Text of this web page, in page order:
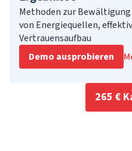
Methoden zur
von Energiequellen,
Vertrauensaufbau
Demo ausprobieren
265 €